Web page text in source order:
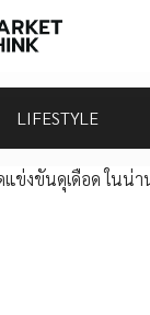
LIFESTYLE